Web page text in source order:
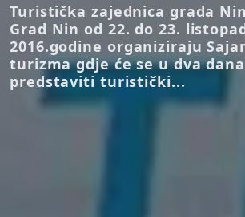
Turistička zajednica grada
Grad Nin od 22. do 23.
2016.godine organiziraju
turizma gdje će se u dva dana
predstaviti turistički...